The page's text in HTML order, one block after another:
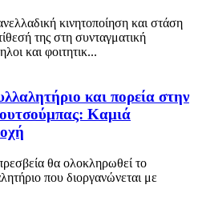
κινητοποίηση και στάση
της στη συνταγματική
και φοιτητικ...
και πορεία στην
Kαμιά
θα ολοκληρωθεί το
που διοργανώνεται με